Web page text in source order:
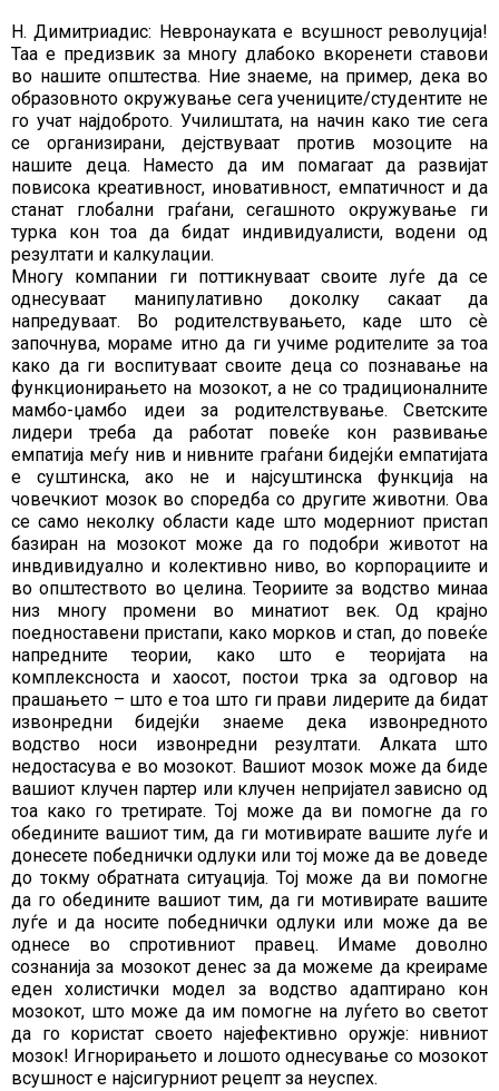
Н. Димитриадис: Невронауката е всушност револуција!
Таа е предизвик за многу длабоко вкоренети ставови
во нашите општества. Ние знаеме, на пример, дека во
образовното окружување сега учениците/студентите не
го учат најдоброто. Училиштата, на начин како тие сега
се организирани, дејствуваат против мозоците на
нашите деца. Наместо да им помагаат да развијат
повисока креативност, иновативност, емпатичност и да
станат глобални граѓани, сегашното окружување ги
турка кон тоа да бидат индивидуалисти, водени од
резултати и калкулации.
Многу компании ги поттикнуваат своите луѓе да се
однесуваат манипулативно доколку сакаат да
напредуваат. Во родителствувањето, каде што сѐ
започнува, мораме итно да ги учиме родителите за тоа
како да ги воспитуваат своите деца со познавање на
функционирањето на мозокот, а не со традиционалните
мамбо-џамбо идеи за родителствување. Светските
лидери треба да работат повеќе кон развивање
емпатија меѓу нив и нивните граѓани бидејќи емпатијата
е суштинска, ако не и најсуштинска функција на
човечкиот мозок во споредба со другите животни. Ова
се само неколку области каде што модерниот пристап
базиран на мозокот може да го подобри животот на
инвдивидуално и колективно ниво, во корпорациите и
во општеството во целина. Теориите за водство минаа
низ многу промени во минатиот век. Од крајно
поедноставени пристапи, како морков и стап, до повеќе
напредните теории, како што е теоријата на
комплексноста и хаосот, постои трка за одговор на
прашањето – што е тоа што ги прави лидерите да бидат
извонредни бидејќи знаеме дека извонредното
водство носи извонредни резултати. Алката што
недостасува е во мозокот. Вашиот мозок може да биде
вашиот клучен партер или клучен непријател зависно од
тоа како го третирате. Тој може да ви помогне да го
обедините вашиот тим, да ги мотивирате вашите луѓе и
донесете победнички одлуки или тој може да ве доведе
до токму обратната ситуација. Тој може да ви помогне
да го обедините вашиот тим, да ги мотивирате вашите
луѓе и да носите победнички одлуки или може да ве
однесе во спротивниот правец. Имаме доволно
сознанија за мозокот денес за да можеме да креираме
еден холистички модел за водство адаптирано кон
мозокот, што може да им помогне на луѓето во светот
да го користат своето најефективно оружје: нивниот
мозок! Игнорирањето и лошото однесување со мозокот
всушност е најсигурниот рецепт за неуспех.